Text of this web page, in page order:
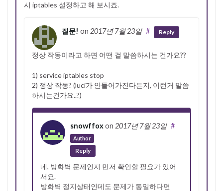
시 iptables 설정하고 해 보시죠.
질문! on 2017년 7월 23일 # Reply
정상 작동이라고 하면 어떤 걸 말씀하시는 건가요??
1) service iptables stop
2) 정상 작동? (luci가 안들어가진다든지, 이런거 말씀
하시는건가요..?)
snowffoxon 2017년 7월 23일
Author
#
Reply
네, 방화벽 문제인지 먼저 확인할 필요가 있어
서요.
방화벽 정지상태인데도 문제가 동일하다면